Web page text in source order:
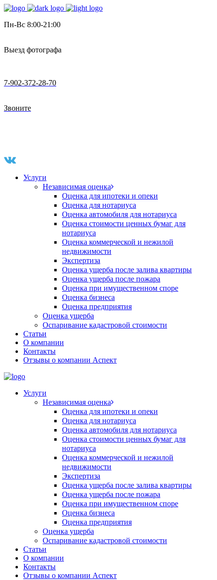
Пн-Вс 8:00-21:00
Выезд фотографа
7-902-372-28-70
Звоните
Услуги
Независимая оценка
Оценка для ипотеки и опеки
Оценка для нотариуса
Оценка автомобиля для нотариуса
Оценка стоимости ценных бумаг для
нотариуса
Оценка коммерческой и нежилой
недвижимости
Экспертиза
Оценка ущерба после залива квартиры
Оценка ущерба после пожара
Оценка при имущественном споре
Оценка бизнеса
Оценка предприятия
Оценка ущерба
Оспаривание кадастровой стоимости
Статьи
О компании
Контакты
Отзывы о компании Аспект
Услуги
Независимая оценка
Оценка для ипотеки и опеки
Оценка для нотариуса
Оценка автомобиля для нотариуса
Оценка стоимости ценных бумаг для
нотариуса
Оценка коммерческой и нежилой
недвижимости
Экспертиза
Оценка ущерба после залива квартиры
Оценка ущерба после пожара
Оценка при имущественном споре
Оценка бизнеса
Оценка предприятия
Оценка ущерба
Оспаривание кадастровой стоимости
Статьи
О компании
Контакты
Отзывы о компании Аспект